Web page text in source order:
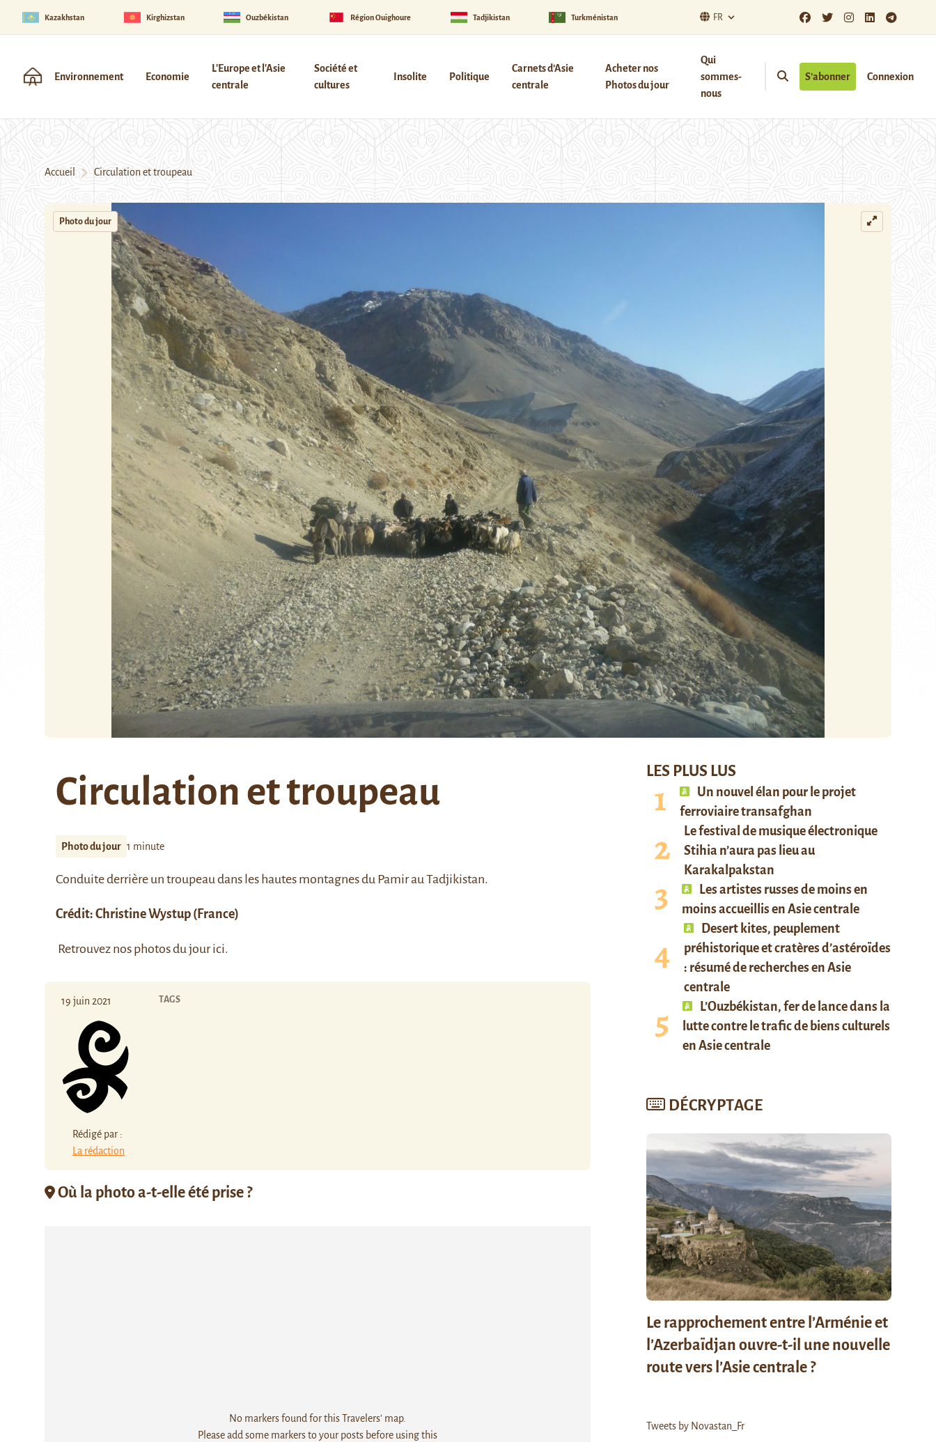
Kazakhstan Kirghizstan Ouzbékistan Région Ouïghoure Tadjikistan Turkménistan FR
Environnement Economie
L'Europe et l'Asie
centrale
Société et
cultures
Insolite Politique
Carnets d’Asie
centrale
Acheter nos
Photos du jour
Qui
sommes-
nous
S’abonner Connexion
Accueil Circulation et troupeau
Photo du jour
Circulation et troupeau
Photo du jour 1 minute
Conduite derrière un troupeau dans les hautes montagnes du Pamir au Tadjikistan.
Crédit: Christine Wystup (France)
Retrouvez nos photos du jourici.
19 juin 2021
Rédigé par :
La rédaction
TAGS
Où la photo a-t-elle été prise ?
No markers found for this Travelers' map.
Please add some markers to your posts before using this
LES PLUS LUS
Un nouvel élan pour le projet
ferroviaire transafghan
Le festival de musique électronique
Stihia n’aura pas lieu au
Karakalpakstan
Les artistes russes de moins en
moins accueillis en Asie centrale
Desert kites, peuplement
préhistorique et cratères d’astéroïdes
: résumé de recherches en Asie
centrale
L’Ouzbékistan, fer de lance dans la
lutte contre le trafic de biens culturels
en Asie centrale
DÉCRYPTAGE
Le rapprochement entre l’Arménie et
l’Azerbaïdjan ouvre-t-il une nouvelle
route vers l’Asie centrale ?
Tweets by Novastan_Fr